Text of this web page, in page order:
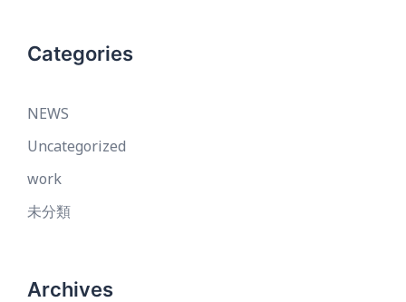
Categories
NEWS
Uncategorized
work
未分類
Archives